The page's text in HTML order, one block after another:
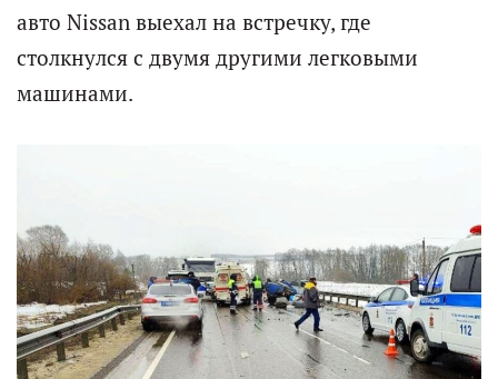
авто Nissan выехал на встречку, где
столкнулся с двумя другими легковыми
машинами.